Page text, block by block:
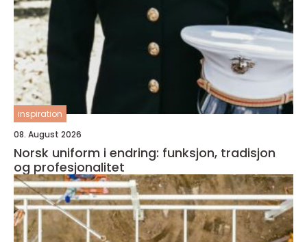
inspiration
08. August 2026
Norsk uniform i endring: funksjon, tradisjon
og profesjonalitet